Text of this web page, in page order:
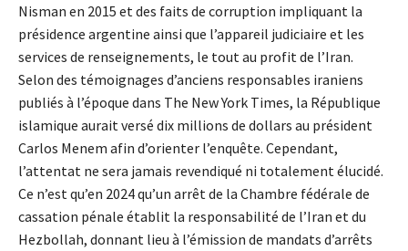
Nisman en 2015 et des faits de corruption impliquant la
présidence argentine ainsi que l’appareil judiciaire et les
services de renseignements, le tout au profit de l’Iran.
Selon des témoignages d’anciens responsables iraniens
publiés à l’époque dans The New York Times, la République
islamique aurait versé dix millions de dollars au président
Carlos Menem afin d’orienter l’enquête. Cependant,
l’attentat ne sera jamais revendiqué ni totalement élucidé.
Ce n’est qu’en 2024 qu’un arrêt de la Chambre fédérale de
cassation pénale établit la responsabilité de l’Iran et du
Hezbollah, donnant lieu à l’émission de mandats d’arrêts